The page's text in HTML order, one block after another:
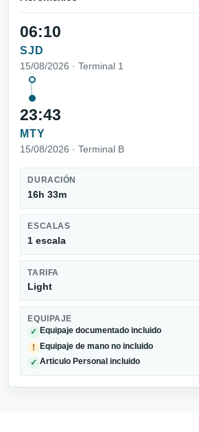
06:10
SJD
15/08/2026 · Terminal 1
23:43
MTY
15/08/2026 · Terminal B
DURACIÓN
16h 33m
ESCALAS
1 escala
TARIFA
Light
EQUIPAJE
✓ Equipaje documentado incluido
! Equipaje de mano no incluido
✓ Articulo Personal incluido